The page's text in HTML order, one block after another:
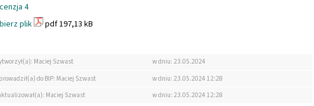
4
plik
pdf 197,13 kB
Maciej Szwast
w dniu: 23.05.2024
do BIP: Maciej Szwast
w dniu: 23.05.2024 12:28
Maciej Szwast
w dniu: 23.05.2024 12:28